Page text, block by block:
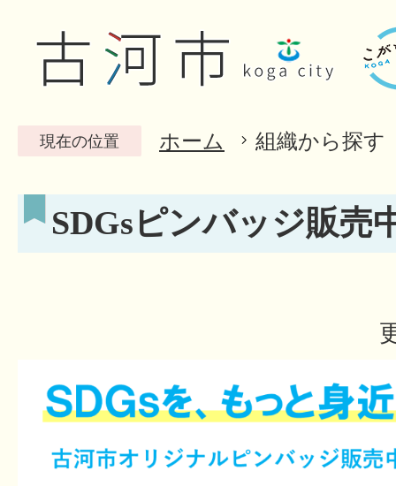
現在の位置 ホーム 組織から探す
SDGsピンバッジ販売